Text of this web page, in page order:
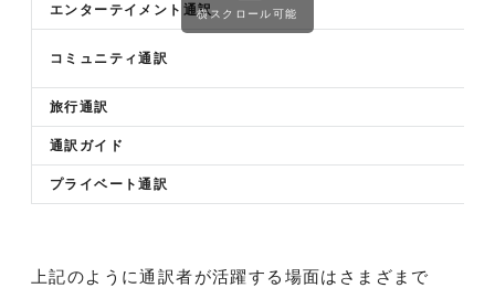
エンターテイメント通訳
コミュニティ通訳
旅行通訳
通訳ガイド
プライベート通訳
横スクロール可能
上記のように通訳者が活躍する場面はさまざまで